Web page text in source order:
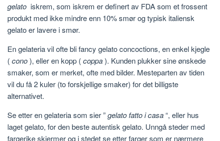
gelato iskrem, som iskrem er definert av FDA som et frossent
produkt med ikke mindre enn 10% smør og typisk italiensk
gelato er lavere i smør.
En gelateria vil ofte bli fancy gelato concoctions, en enkel kjegle
(cono), eller en kopp (coppa). Kunden plukker sine ønskede
smaker, som er merket, ofte med bilder. Mesteparten av tiden
vil du få 2 kuler (to forskjellige smaker) for det billigste
alternativet.
Se etter en gelateria som sier ”gelato fatto i casa“, eller hus
laget gelato, for den beste autentisk gelato. Unngå steder med
fargerike skjermer og i stedet se etter farger som er nærmere